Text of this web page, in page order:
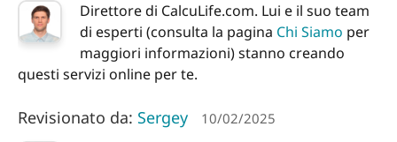
Direttore di CalcuLife.com. Lui e il suo team
di esperti (consulta la pagina Chi Siamo per
maggiori informazioni) stanno creando
questi servizi online per te.
Revisionato da: Sergey 10/02/2025